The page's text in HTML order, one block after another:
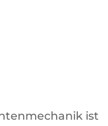
ist